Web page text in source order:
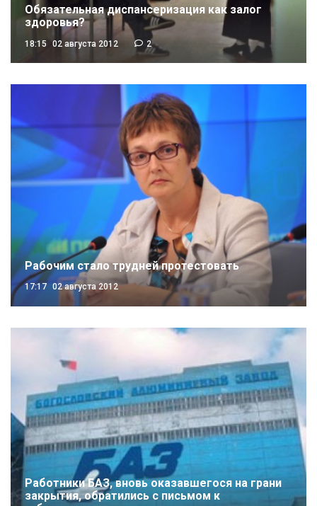
Обязательная диспансеризация как залог
здоровья?
18:15 02 августа 2012 2
Рабочим стало трудней протестовать
17:17 02 августа 2012
Работники БАЗ, вновь оказавшегося на грани
закрытия, обратились с письмом к